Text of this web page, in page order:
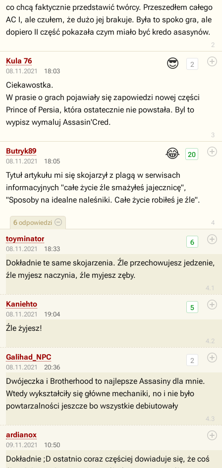
2
co chcą faktycznie przedstawić twórcy. Przeszedłem całego
AC I, ale czułem, że dużo jej brakuje. Była to spoko gra, ale
dopiero II część pokazała czym miało być kredo asasynów.
08.11.2021 18:03
😎
3
2
Kula 76
Ciekawostka.
W prasie o grach pojawiały się zapowiedzi nowej części
Prince of Persia, która ostatecznie nie powstała. Byl to
wypisz wymaluj Assasin'Cred.
08.11.2021 18:05
😂
4
20
6 odpowiedzi
Butryk89
Tytuł artykułu mi się skojarzył z plagą w serwisach
informacyjnych "całe życie źle smażyłeś jajecznicę",
"Sposoby na idealne naleśniki. Całe życie robiłeś je źle".
08.11.2021 18:33
4.1
6
toyminator
Dokładnie te same skojarzenia. Źle przechowujesz jedzenie,
źle myjesz naczynia, źle myjesz zęby.
08.11.2021 19:04
4.2
5
Kaniehto
Źle żyjesz!
08.11.2021 20:36
4.3
2
Galihad_NPC
Dwójeczka i Brotherhood to najlepsze Assasiny dla mnie.
Wtedy wykształciły się główne mechaniki, no i nie było
powtarzalności jeszcze bo wszystkie debiutowały
09.11.2021 10:50
ardianox
Dokładnie ;D ostatnio coraz częściej dowiaduje się, że coś